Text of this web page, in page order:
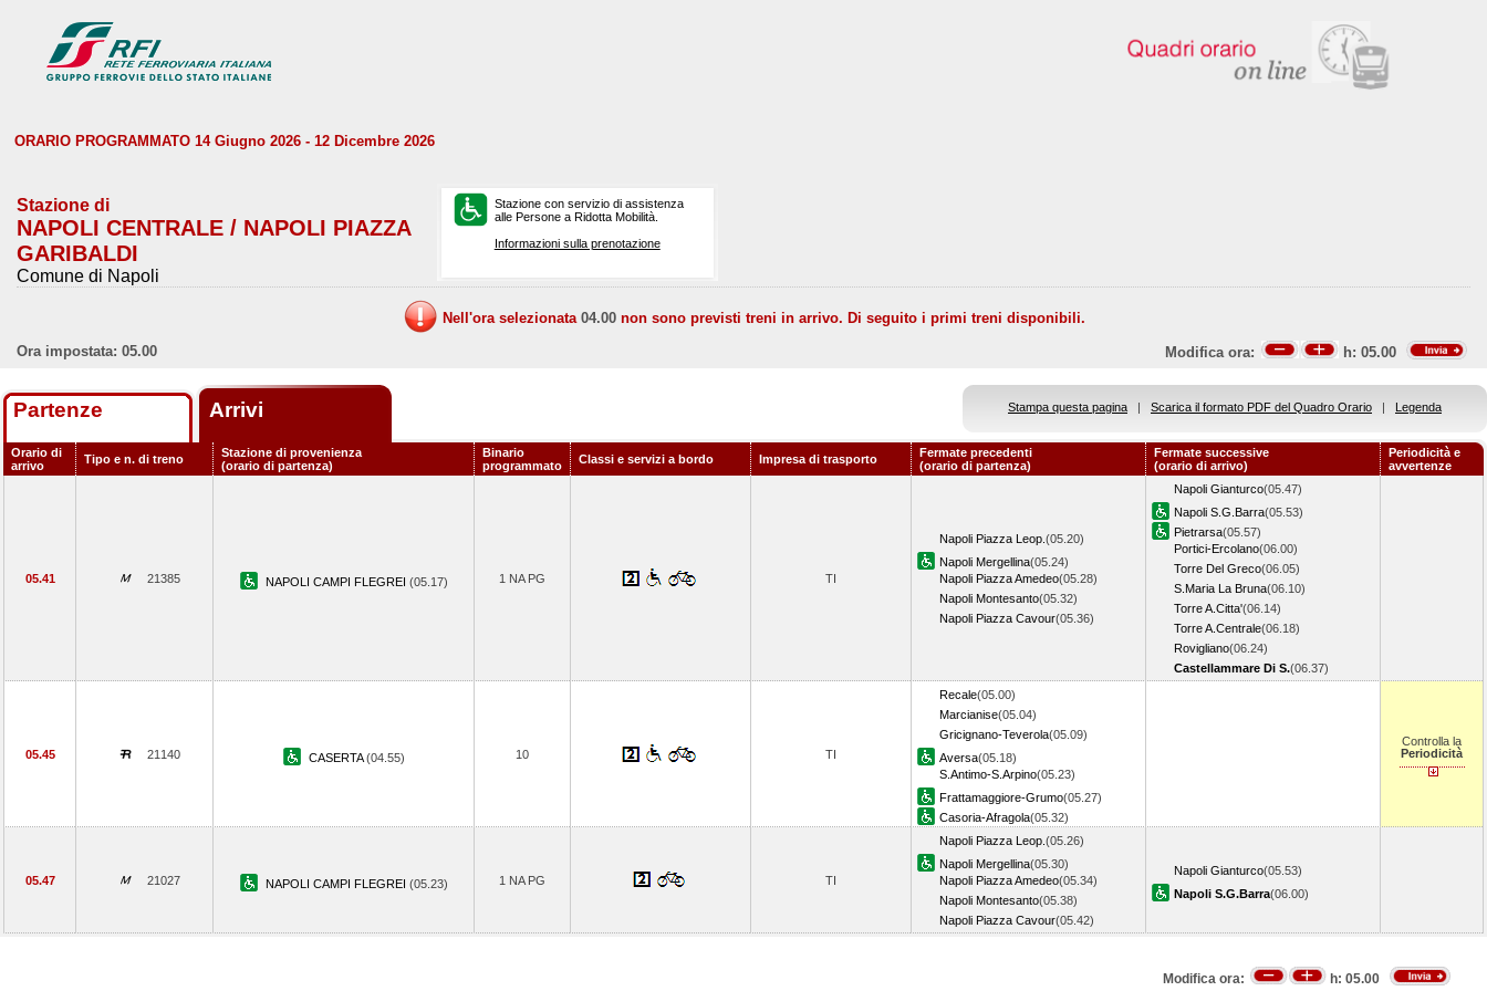
ORARIO PROGRAMMATO 14 Giugno 2026 - 12 Dicembre 2026
Stazione di
NAPOLI CENTRALE / NAPOLI PIAZZA
GARIBALDI
Comune di Napoli
Stazione con servizio di assistenza
alle Persone a Ridotta Mobilità.
Informazioni sulla prenotazione
Nell'ora selezionata 04.00 non sono previsti treni in arrivo. Di seguito i primi treni disponibili.
Ora impostata: 05.00
Modifica ora: h: 05.00
Partenze Arrivi Stampa questa pagina | Scarica il formato PDF del Quadro Orario | Legenda
Orario di
arrivo
Tipo e n. di treno
Stazione di provenienza
(orario di partenza)
Binario
programmato
Classi e servizi a bordo Impresa di trasporto
Fermate precedenti
(orario di partenza)
Fermate successive
(orario di arrivo)
Periodicità e
avvertenze
05.41 21385 NAPOLI CAMPI FLEGREI (05.17) 1 NA PG TI
Napoli Piazza Leop. (05.20)
Napoli Mergellina(05.24)
Napoli Piazza Amedeo(05.28)
Napoli Montesanto(05.32)
Napoli Piazza Cavour(05.36)
Napoli Gianturco(05.47)
Napoli S.G.Barra(05.53)
Pietrarsa(05.57)
Portici-Ercolano(06.00)
Torre Del Greco(06.05)
S.Maria La Bruna(06.10)
Torre A.Citta'(06.14)
Torre A.Centrale(06.18)
Rovigliano(06.24)
Castellammare Di S.(06.37)
05.45 21140 CASERTA(04.55) 10 TI
Recale(05.00)
Marcianise(05.04)
Gricignano-Teverola(05.09)
Aversa(05.18)
S.Antimo-S.Arpino(05.23)
Frattamaggiore-Grumo(05.27)
Casoria-Afragola(05.32)
Controlla la
Periodicità
05.47 21027 NAPOLI CAMPI FLEGREI (05.23) 1 NA PG TI
Napoli Piazza Leop. (05.26)
Napoli Mergellina(05.30)
Napoli Piazza Amedeo(05.34)
Napoli Montesanto(05.38)
Napoli Piazza Cavour(05.42)
Napoli Gianturco(05.53)
Napoli S.G.Barra(06.00)
Modifica ora: h: 05.00